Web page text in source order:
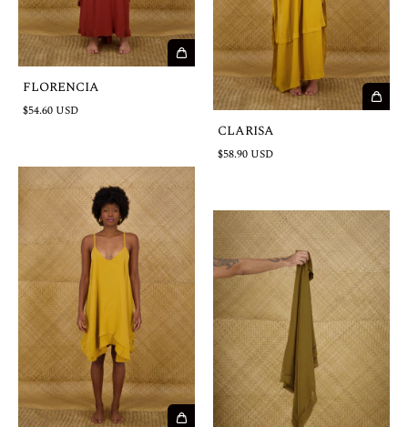
FLORENCIA
$54.60 USD
CLARISA
$58.90 USD